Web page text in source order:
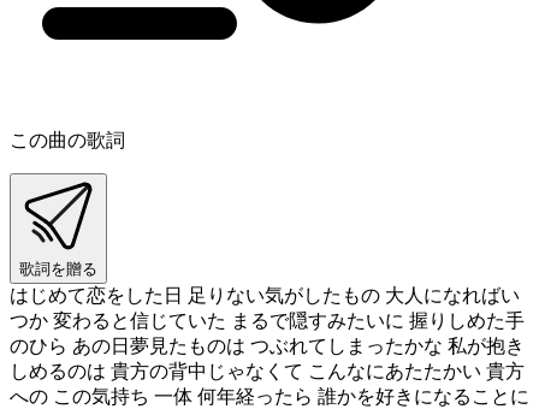
この曲の歌詞
歌詞を贈る
はじめて恋をした日 足りない気がしたもの 大人になればい
つか 変わると信じていた まるで隠すみたいに 握りしめた手
のひら あの日夢見たものは つぶれてしまったかな 私が抱き
しめるのは 貴方の背中じゃなくて こんなにあたたかい 貴方
への この気持ち 一体 何年経ったら 誰かを好きになることに